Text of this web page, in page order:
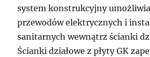
system konstrukcyjny
przewodów elektrycznych i
sanitarnych wewnątrz ścianki
Ścianki działowe z płyty GK